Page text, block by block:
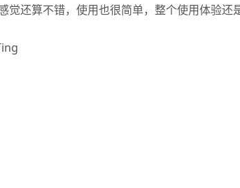
觉还算不错，使用也很简单，整个使用体验还